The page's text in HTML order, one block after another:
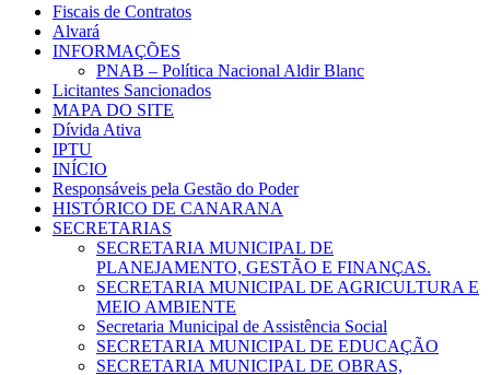
Fiscais de Contratos
Alvará
INFORMAÇÕES
PNAB – Política Nacional Aldir Blanc
Licitantes Sancionados
MAPA DO SITE
Dívida Ativa
IPTU
INÍCIO
Responsáveis pela Gestão do Poder
HISTÓRICO DE CANARANA
SECRETARIAS
SECRETARIA MUNICIPAL DE
PLANEJAMENTO, GESTÃO E FINANÇAS.
SECRETARIA MUNICIPAL DE AGRICULTURA E
MEIO AMBIENTE
Secretaria Municipal de Assistência Social
SECRETARIA MUNICIPAL DE EDUCAÇÃO
SECRETARIA MUNICIPAL DE OBRAS,